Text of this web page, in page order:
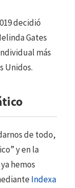
decidió
Gates
más
Unidos.
de todo,
y en la
ya hemos
Indexa